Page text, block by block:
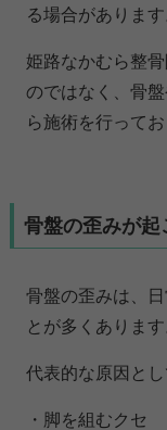
る場合があります
姫路なかむら整
のではなく、骨
ら施術を行ってお
骨盤の歪みが起
骨盤の歪みは、
とが多くあります
代表的な原因とし
・脚を組むクセ